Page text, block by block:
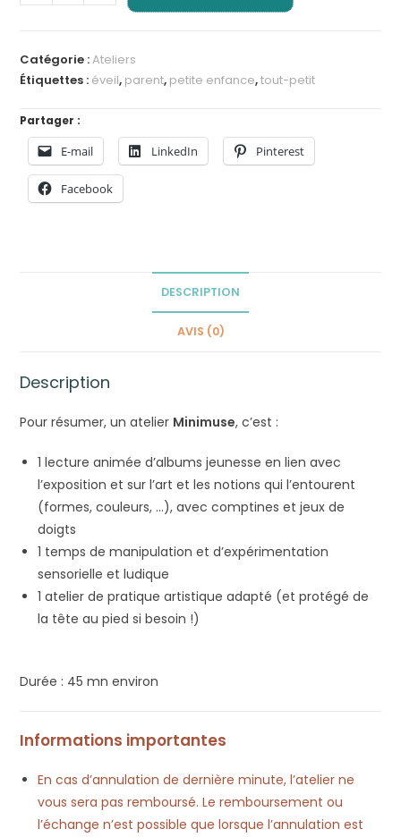
de
atelier
Minimuse
2-
Ans
Catégorie :Ateliers
Étiquettes : éveil, parent, petite enfance,tout-petit
Partager :
E-mail LinkedIn Pinterest
Facebook
DESCRIPTION
AVIS (0)
Description
Pour résumer, un atelier Minimuse, c’est :
1 lecture animée d’albums jeunesse en lien avec
l’exposition et sur l’art et les notions qui l’entourent
(formes, couleurs, …), avec comptines et jeux de
doigts
1 temps de manipulation et d’expérimentation
sensorielle et ludique
1 atelier de pratique artistique adapté (et protégé de
la tête au pied si besoin !)
Durée : 45 mn environ
Informations importantes
En cas d’annulation de dernière minute, l’atelier ne
vous sera pas remboursé. Le remboursement ou
l’échange n’est possible que lorsque l’annulation est